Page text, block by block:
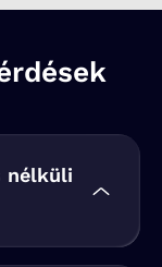
nélküli